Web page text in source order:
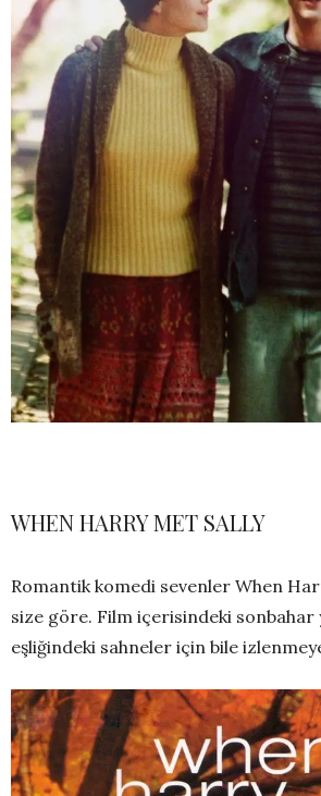
WHEN HARRY MET SALLY
Romantik komedi sevenler When
size göre. Film içerisindeki sonbahar
eşliğindeki sahneler için bile